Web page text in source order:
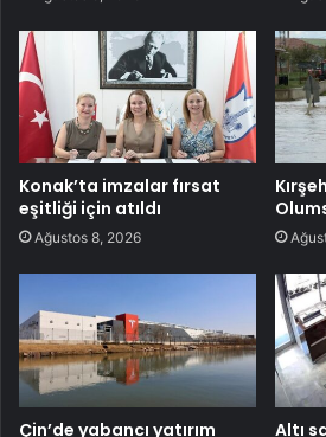
Konak’ta imzalar fırsat
eşitliği için atıldı
Ağustos 8, 2026
Çin’de yabancı yatırım Altı